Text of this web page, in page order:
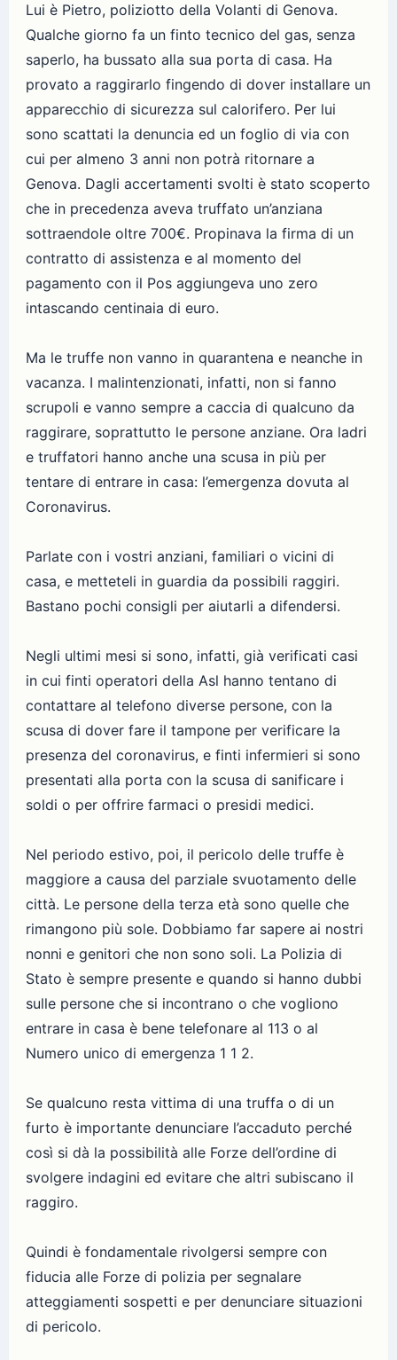
Lui è Pietro, poliziotto della Volanti di Genova.
Qualche giorno fa un finto tecnico del gas, senza
saperlo, ha bussato alla sua porta di casa. Ha
provato a raggirarlo fingendo di dover installare un
apparecchio di sicurezza sul calorifero. Per lui
sono scattati la denuncia ed un foglio di via con
cui per almeno 3 anni non potrà ritornare a
Genova. Dagli accertamenti svolti è stato scoperto
che in precedenza aveva truffato un’anziana
sottraendole oltre 700€. Propinava la firma di un
contratto di assistenza e al momento del
pagamento con il Pos aggiungeva uno zero
intascando centinaia di euro.
Ma le truffe non vanno in quarantena e neanche in
vacanza. I malintenzionati, infatti, non si fanno
scrupoli e vanno sempre a caccia di qualcuno da
raggirare, soprattutto le persone anziane. Ora ladri
e truffatori hanno anche una scusa in più per
tentare di entrare in casa: l’emergenza dovuta al
Coronavirus.
Parlate con i vostri anziani, familiari o vicini di
casa, e metteteli in guardia da possibili raggiri.
Bastano pochi consigli per aiutarli a difendersi.
Negli ultimi mesi si sono, infatti, già verificati casi
in cui finti operatori della Asl hanno tentano di
contattare al telefono diverse persone, con la
scusa di dover fare il tampone per verificare la
presenza del coronavirus, e finti infermieri si sono
presentati alla porta con la scusa di sanificare i
soldi o per offrire farmaci o presidi medici.
Nel periodo estivo, poi, il pericolo delle truffe è
maggiore a causa del parziale svuotamento delle
città. Le persone della terza età sono quelle che
rimangono più sole. Dobbiamo far sapere ai nostri
nonni e genitori che non sono soli. La Polizia di
Stato è sempre presente e quando si hanno dubbi
sulle persone che si incontrano o che vogliono
entrare in casa è bene telefonare al 113 o al
Numero unico di emergenza 1 1 2.
Se qualcuno resta vittima di una truffa o di un
furto è importante denunciare l’accaduto perché
così si dà la possibilità alle Forze dell’ordine di
svolgere indagini ed evitare che altri subiscano il
raggiro.
Quindi è fondamentale rivolgersi sempre con
fiducia alle Forze di polizia per segnalare
atteggiamenti sospetti e per denunciare situazioni
di pericolo.